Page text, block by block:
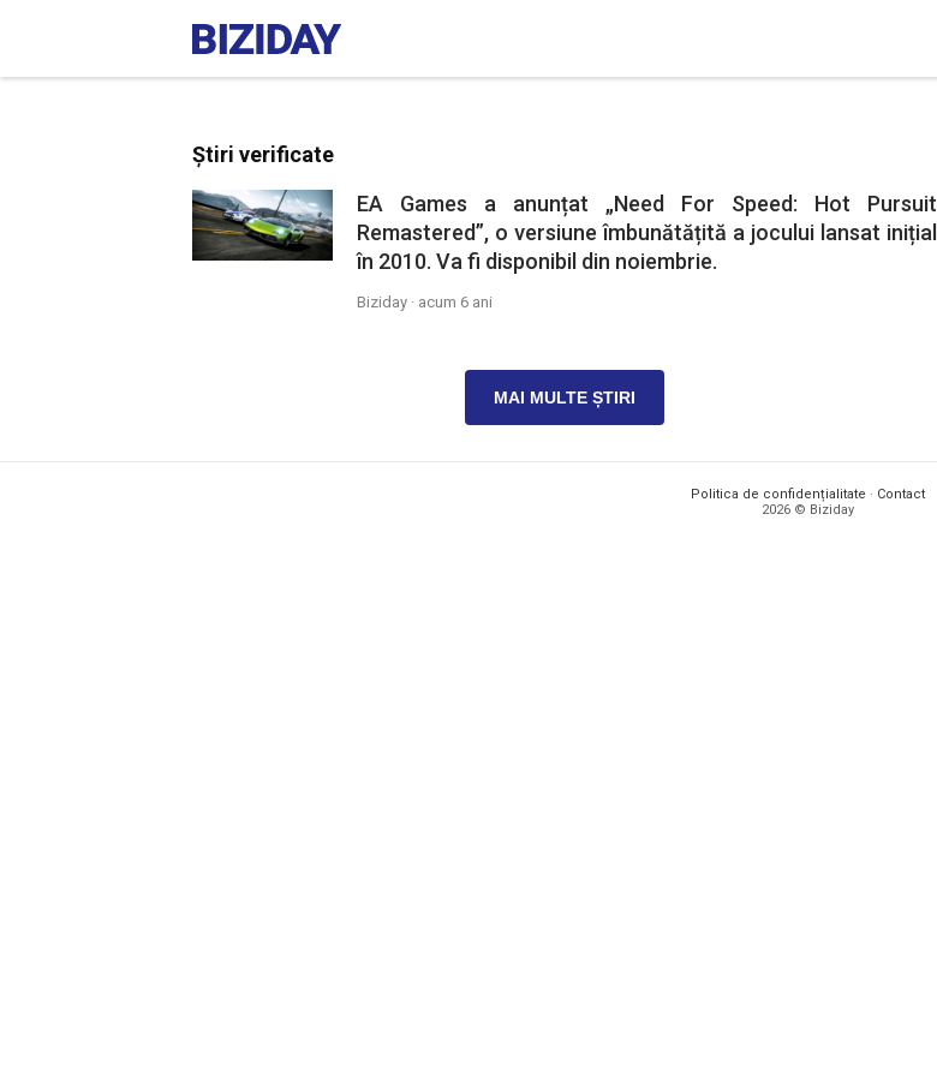
Știri verificate
EA Games a anunțat „Need For Speed: Hot Pursuit
Remastered”, o versiune îmbunătățită a jocului lansat inițial
în 2010. Va fi disponibil din noiembrie.
Biziday · acum 6 ani
MAI MULTE ȘTIRI
Politica de confidențialitate · Contact
2026 © Biziday